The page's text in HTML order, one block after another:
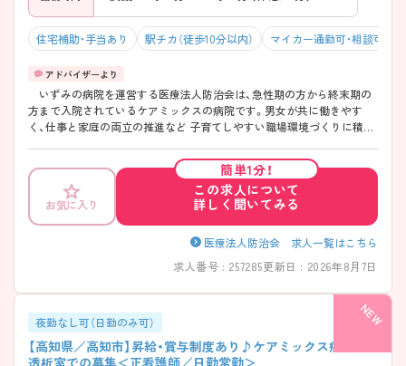
住宅補助・手当あり 駅チカ（徒歩10分以内） マイカー通勤可・相談可
いずみの病院を運営する医療法人防治会は、急性期の方から終末期の
方まで入院されているケアミックスの病院です。男女が共に働きやす
く、仕事と家庭の両立の推進など 子育てしやすい職場環境づくりに積極
支援企業認証」を2011年9月22日にを受けるなど働きやすい環境づくりに
も取り組んでいます。 各部署のチームワークもよく、連携もしっかり
とれており業務もスムーズに行えます。患者さまを第一に考え、安心し
ていただける医療の提供をめざしております。 働いている看護師さんは
経験の浅い方から育児中の方もおり、待遇面を充実させるなど働きやす
さ、モチベーションを高めるよう配慮しております。 さまざまな患者さ
ある方には、面接対策ポイントなど、詳細をお話しいたしますのでお気軽
にご相談ください。
お気に入り
簡単1分！
この求人について
詳しく聞いてみる
医療法人防治会 求人一覧はこちら
求人番号 : 257285更新日 : 2026年8月7日
夜勤なし可（日勤のみ可）
【高知県／高知市】昇給・賞与制度あり♪ケアミックス病院内